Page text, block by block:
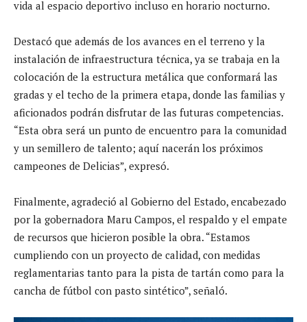
vida al espacio deportivo incluso en horario nocturno.
Destacó que además de los avances en el terreno y la
instalación de infraestructura técnica, ya se trabaja en la
colocación de la estructura metálica que conformará las
gradas y el techo de la primera etapa, donde las familias y
aficionados podrán disfrutar de las futuras competencias.
“Esta obra será un punto de encuentro para la comunidad
y un semillero de talento; aquí nacerán los próximos
campeones de Delicias”, expresó.
Finalmente, agradeció al Gobierno del Estado, encabezado
por la gobernadora Maru Campos, el respaldo y el empate
de recursos que hicieron posible la obra. “Estamos
cumpliendo con un proyecto de calidad, con medidas
reglamentarias tanto para la pista de tartán como para la
cancha de fútbol con pasto sintético”, señaló.